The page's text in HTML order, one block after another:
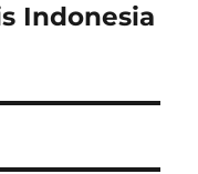
Indonesia